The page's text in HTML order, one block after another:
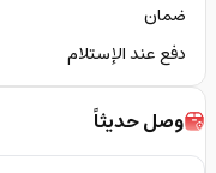
ضمان
دفع عند الإستلام
وصل حديثاً